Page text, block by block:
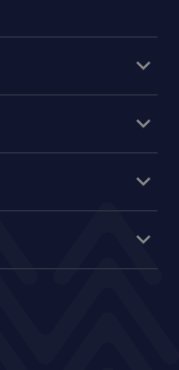
expand_more
expand_more
expand_more
expand_more